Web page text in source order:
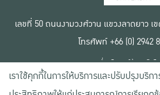
เลขที่ 50 ถนนงามวงศ์วาน แขวงลาดยาว เ
โทรศัพท์ +66 (0) 2942
เงื่อนไขการใช้งานเว็บไ
ข้อตกลงด้านสิทธิ์ใช้ง
นโยบายความเป็นส่วน
เราใช้คุกกี้ในการให้บริการและปรับปรุงบริก